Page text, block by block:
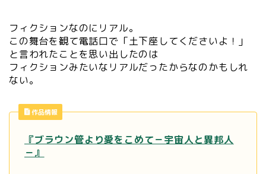
フィクションなのにリアル。
この舞台を観て電話口で「土下座してくださいよ！」
と言われたことを思い出したのは
フィクションみたいなリアルだったからなのかもしれ
ない。
作品情報
『ブラウン管より愛をこめて－宇宙人と異邦人
－』